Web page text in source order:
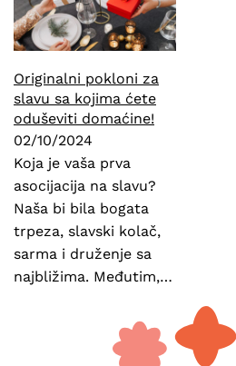
Originalni pokloni za
slavu sa kojima ćete
oduševiti domaćine!
02/10/2024
Koja je vaša prva
asocijacija na slavu?
Naša bi bila bogata
trpeza, slavski kolač,
sarma i druženje sa
najbližima. Međutim,…